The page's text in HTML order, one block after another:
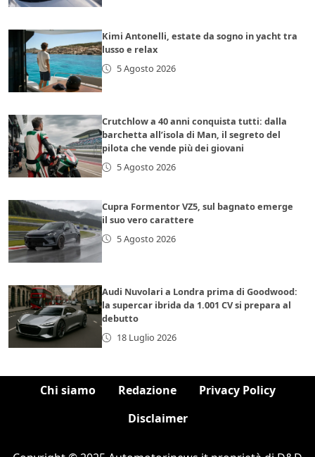
Kimi Antonelli, estate da sogno in yacht tra
lusso e relax
5 Agosto 2026
Crutchlow a 40 anni conquista tutti: dalla
barchetta all’isola di Man, il segreto del
pilota che vende più dei giovani
5 Agosto 2026
Cupra Formentor VZ5, sul bagnato emerge
il suo vero carattere
5 Agosto 2026
Audi Nuvolari a Londra prima di Goodwood:
la supercar ibrida da 1.001 CV si prepara al
debutto
18 Luglio 2026
Chi siamo Redazione
Privacy Policy
Disclaimer